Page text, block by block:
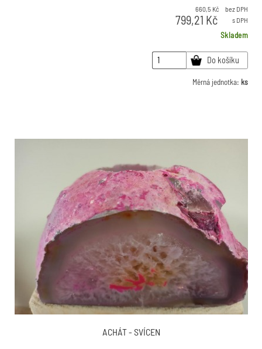
660,5 Kč bez DPH
799,21 Kč s DPH
Skladem
Do košíku
Měrná jednotka: ks
ACHÁT - SVÍCEN